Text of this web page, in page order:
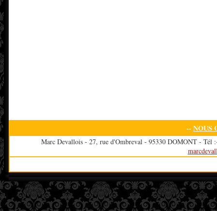
-- NOUS
Marc Devallois - 27, rue d'Ombreval - 95330 DOMONT -